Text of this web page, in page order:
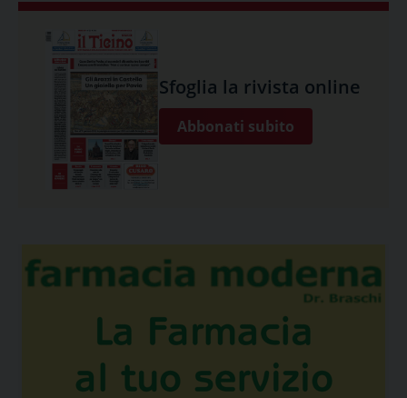
Sfoglia la rivista online
Abbonati subito